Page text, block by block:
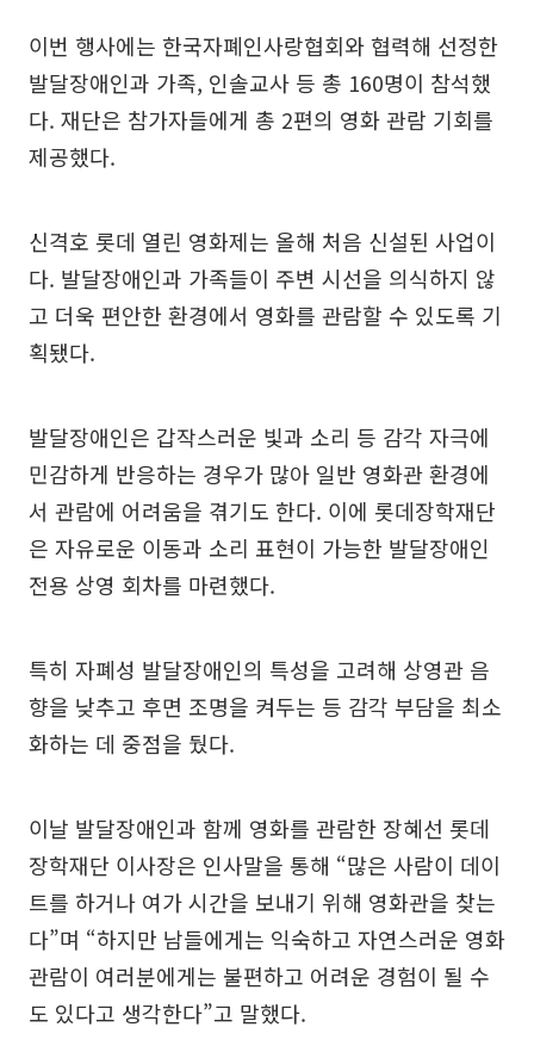
이번 행사에는 한국자폐인사랑협회와 협력해 선정한
발달장애인과 가족, 인솔교사 등 총 160명이 참석했
다. 재단은 참가자들에게 총 2편의 영화 관람 기회를
제공했다.
신격호 롯데 열린 영화제는 올해 처음 신설된 사업이
다. 발달장애인과 가족들이 주변 시선을 의식하지 않
고 더욱 편안한 환경에서 영화를 관람할 수 있도록 기
획됐다.
발달장애인은 갑작스러운 빛과 소리 등 감각 자극에
민감하게 반응하는 경우가 많아 일반 영화관 환경에
서 관람에 어려움을 겪기도 한다. 이에 롯데장학재단
은 자유로운 이동과 소리 표현이 가능한 발달장애인
전용 상영 회차를 마련했다.
특히 자폐성 발달장애인의 특성을 고려해 상영관 음
향을 낮추고 후면 조명을 켜두는 등 감각 부담을 최소
화하는 데 중점을 뒀다.
이날 발달장애인과 함께 영화를 관람한 장혜선 롯데
장학재단 이사장은 인사말을 통해 “많은 사람이 데이
트를 하거나 여가 시간을 보내기 위해 영화관을 찾는
다”며 “하지만 남들에게는 익숙하고 자연스러운 영화
관람이 여러분에게는 불편하고 어려운 경험이 될 수
도 있다고 생각한다”고 말했다.